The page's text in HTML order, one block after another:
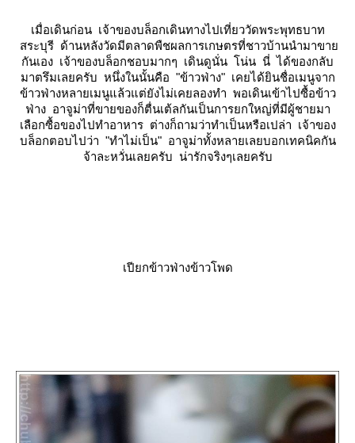
เมื่อเดินก่อน เจ้าของบล็อกเดินทางไปเที่ยววัดพระพุทธบาท
สระบุรี ด้านหลังวัดมีตลาดพืชผลการเกษตรที่ชาวบ้านนำมาขา
กันเอง เจ้าของบล็อกชอบมากๆ เดินดูนั่น โน่น นี่ ได้ของกลับ
มาตรึมเลยครับ หนึ่งในนั้นคือ "ข้าวฟ่าง" เคยได้ยินชื่อเมนูจาก
ข้าวฟ่างหลายเมนูแล้วแต่ยังไม่เคยลองทำ พอเดินเข้าไปซื้อข้าว
ฟ่าง อาจูม่าที่ขายของก็ตื่นเต้ลกันเป็นการยกใหญ่ที่มีผู้ชายมา
เลือกซื้อของไปทำอาหาร ต่างก็ถามว่าทำเป็นหรือเปล่า เจ้าของ
บล็อกตอบไปว่า "ทำไม่เป็น" อาจูม่าทั้งหลายเลยบอกเทคนิคกัน
จ้าละหวั่นเลยครับ น่ารักจริงๆเลยครับ
เปียกข้าวฟ่างข้าวโพด